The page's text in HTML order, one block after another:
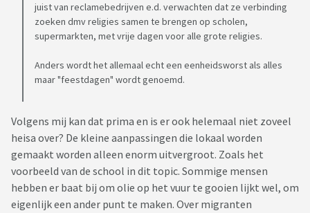
juist van reclamebedrijven e.d. verwachten dat ze verbinding
zoeken dmv religies samen te brengen op scholen,
supermarkten, met vrije dagen voor alle grote religies.
Anders wordt het allemaal echt een eenheidsworst als alles
maar "feestdagen" wordt genoemd.
Volgens mij kan dat prima en is er ook helemaal niet zoveel
heisa over? De kleine aanpassingen die lokaal worden
gemaakt worden alleen enorm uitvergroot. Zoals het
voorbeeld van de school in dit topic. Sommige mensen
hebben er baat bij om olie op het vuur te gooien lijkt wel, om
eigenlijk een ander punt te maken. Over migranten